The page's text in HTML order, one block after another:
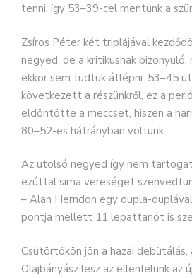
tenni, így 53–39-cel mentünk a
Zsíros Péter két triplájával
negyed, de a kritikusnak
ekkor sem tudtuk átlépni. 53–45
következett a részünkről, ez a
eldöntötte a meccset, hiszen a
80–52-es hátrányban voltunk.
Az utolsó negyed így nem
ezúttal sima vereséget
– Alan Herndon egy dupla-
pontja mellett 11 lepattanót is
Csütörtökön jön a hazai debütálás,
Olajbányász lesz az ellenfelünk az